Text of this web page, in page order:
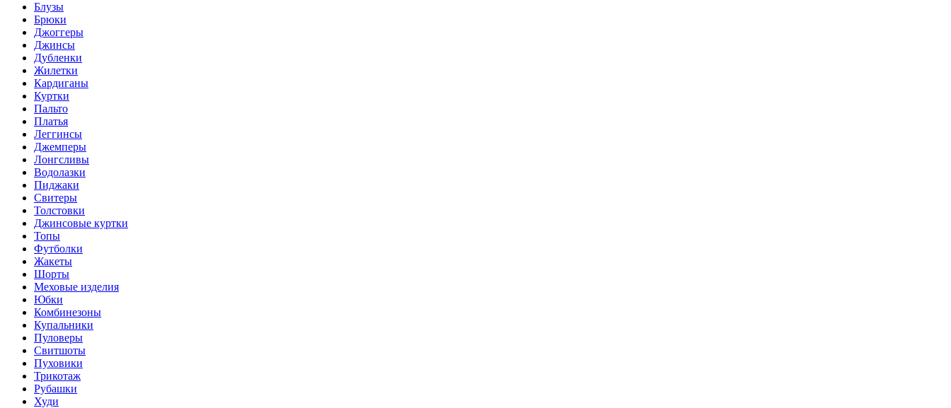
Блузы
Брюки
Джоггеры
Джинсы
Дубленки
Жилетки
Кардиганы
Куртки
Пальто
Платья
Леггинсы
Джемперы
Лонгсливы
Водолазки
Пиджаки
Свитеры
Толстовки
Джинсовые куртки
Топы
Футболки
Жакеты
Шорты
Меховые изделия
Юбки
Комбинезоны
Купальники
Пуловеры
Свитшоты
Пуховики
Трикотаж
Рубашки
Худи